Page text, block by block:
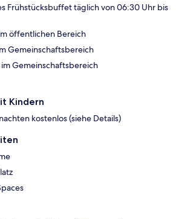
Frühstücksbuffet täglich von 06:30 Uhr bis
öffentlichen Bereich
Gemeinschaftsbereich
im Gemeinschaftsbereich
Kindern
kostenlos (siehe Details)